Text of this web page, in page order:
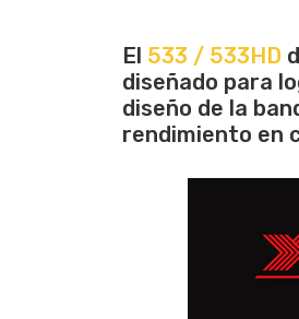
El 533 / 533HD
diseñado para
diseño de la
rendimiento en